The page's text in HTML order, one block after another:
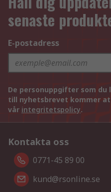
senaste
E-postadress
De personuppgifter som du
till nyhetsbrevet kommer
vår integritetspolicy.
Kontakta oss
0771-45 89 00
kund@rsonline.se